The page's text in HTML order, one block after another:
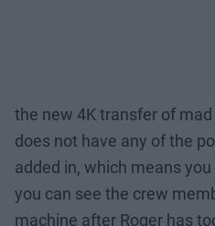
the new 4K transfer of
does not have any of the
added in, which means
you can see the crew
machine after Roger has